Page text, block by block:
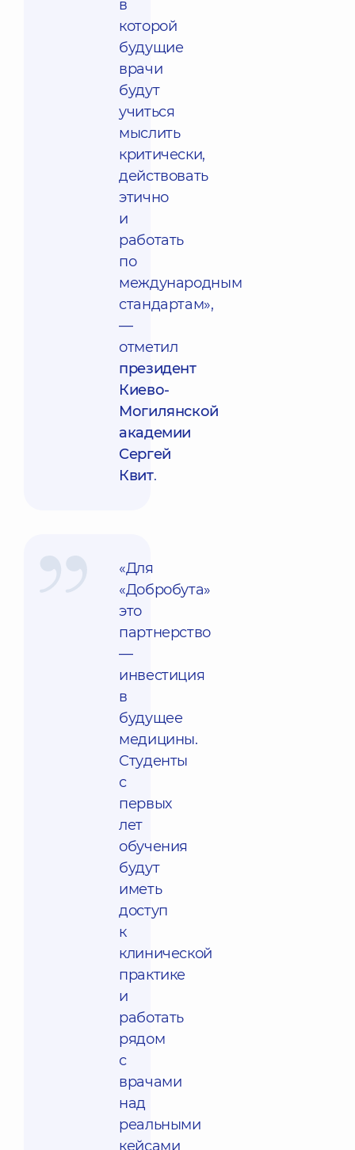
в
которой
будущие
врачи
будут
учиться
мыслить
критически,
действовать
этично
и
работать
по
международным
стандартам»,
—
отметил
президент
Киево-
Могилянской
академии
Сергей
Квит.
«Для
«Добробута»
это
партнерство
—
инвестиция
в
будущее
медицины.
Студенты
с
первых
лет
обучения
будут
иметь
доступ
к
клинической
практике
и
работать
рядом
с
врачами
над
реальными
кейсами